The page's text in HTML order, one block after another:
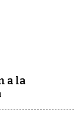
a la